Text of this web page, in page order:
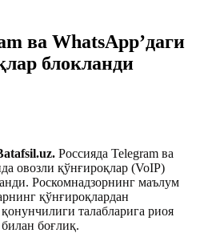
ва WhatsApp’даги
блокланди
Россияда Telegram ва
овозли қўнғироқлар (VoIP)
Роскомнадзорнинг маълум
қўнғироқлардан
талабларига риоя
боғлиқ.